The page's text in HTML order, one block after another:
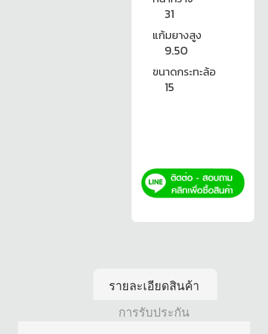
31
แก้มยางสูง
9.50
ขนาดกระทะล้อ
15
รายละเอียดสินค้า
การรับประกัน